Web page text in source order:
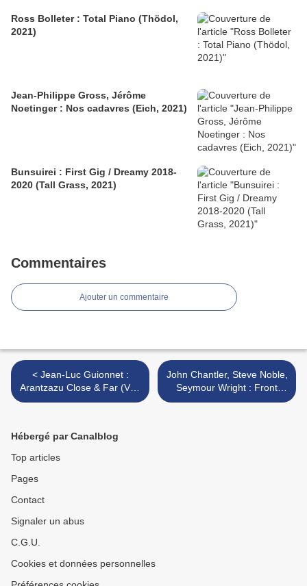
Ross Bolleter : Total Piano (Thödol,
2021)
Jean-Philippe Gross, Jérôme
Noetinger : Nos cadavres (Eich, 2021)
Bunsuirei : First Gig / Dreamy 2018-
2020 (Tall Grass, 2021)
Commentaires
Ajouter un commentaire
< Jean-Luc Guionnet :
Arantzazu Close & Far (Vert
Pituite, 2018)
John Chantler, Steve Noble,
Seymour Wright : Front
Above (1703 Skivbogalet,
Hébergé par Canalblog
Top articles
Pages
Contact
Signaler un abus
C.G.U.
Cookies et données personnelles